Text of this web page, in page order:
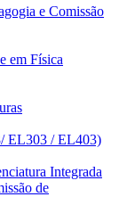
e Comissão
em Física
EL303 / EL403)
Integrada
de